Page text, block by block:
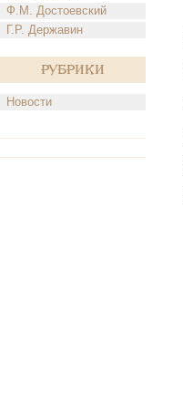
Ф.М. Достоевский
Г.Р. Державин
Рубрики
Новости